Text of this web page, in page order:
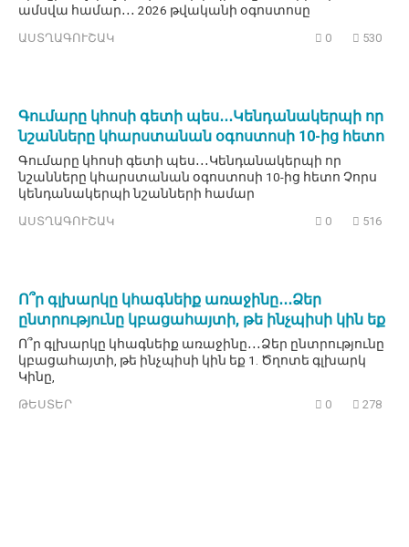
ամսվա համար․․․ 2026 թվականի օգոստոսը
ԱՍՏՂԱԳՈՒՇԱԿ 0 530
Գումարը կհոսի գետի պես․․․Կենդանակերպի որ
նշանները կհարստանան օգոստոսի 10-ից հետո
Գումարը կհոսի գետի պես․․․Կենդանակերպի որ
նշանները կհարստանան օգոստոսի 10-ից հետո Չորս
կենդանակերպի նշանների համար
ԱՍՏՂԱԳՈՒՇԱԿ 0 516
Ո՞ր գլխարկը կհագնեիք առաջինը․․․Ձեր
ընտրությունը կբացահայտի, թե ինչպիսի կին եք
Ո՞ր գլխարկը կհագնեիք առաջինը․․․Ձեր ընտրությունը
կբացահայտի, թե ինչպիսի կին եք 1. Ծղոտե գլխարկ
Կինը,
ԹԵՍՏԵՐ 0 278